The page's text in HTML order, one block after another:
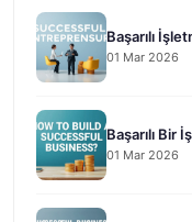
Başarılı
01 Mar 2026
Başarılı Bir
01 Mar 2026